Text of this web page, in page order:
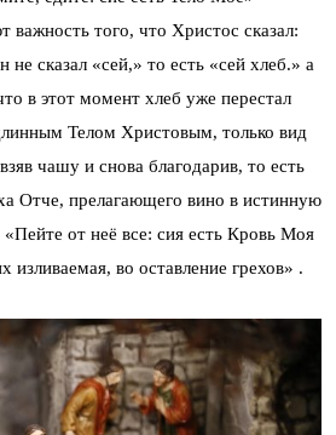
важность того, что Христос сказал:
сказал «сей,» то есть «сей хлеб.» а
в этот момент хлеб уже перестал
Телом Христовым, только вид
чашу и снова благодарив, то есть
Отче, прелагающего вино в истинную
«Пейте от неё все: сия есть Кровь Моя
изливаемая, во оставление грехов» .